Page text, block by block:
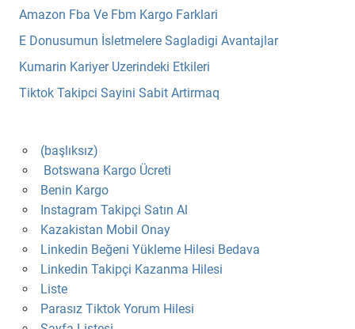
Amazon Fba Ve Fbm Kargo Farklari
E Donusumun İsletmelere Sagladigi Avantajlar
Kumarin Kariyer Uzerindeki Etkileri
Tiktok Takipci Sayini Sabit Artirmaq
(başlıksız)
Botswana Kargo Ücreti
Benin Kargo
Instagram Takipçi Satın Al
Kazakistan Mobil Onay
Linkedin Beğeni Yükleme Hilesi Bedava
Linkedin Takipçi Kazanma Hilesi
Liste
Parasız Tiktok Yorum Hilesi